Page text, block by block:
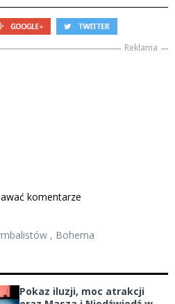
Reklama
komentarze
, Bohema
Pokaz iluzji, moc atrakcji